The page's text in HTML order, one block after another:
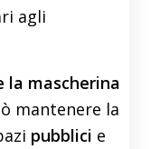
agli
la mascherina
mantenere la
pubblici e